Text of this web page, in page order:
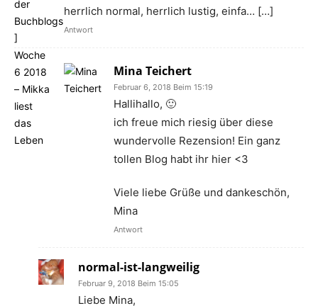
herrlich normal, herrlich lustig, einfa… […]
Antwort
Mina Teichert
Februar 6, 2018 Beim 15:19
Hallihallo, 🙂
ich freue mich riesig über diese
wundervolle Rezension! Ein ganz
tollen Blog habt ihr hier <3
Viele liebe Grüße und dankeschön,
Mina
Antwort
normal-ist-langweilig
Februar 9, 2018 Beim 15:05
Liebe Mina,